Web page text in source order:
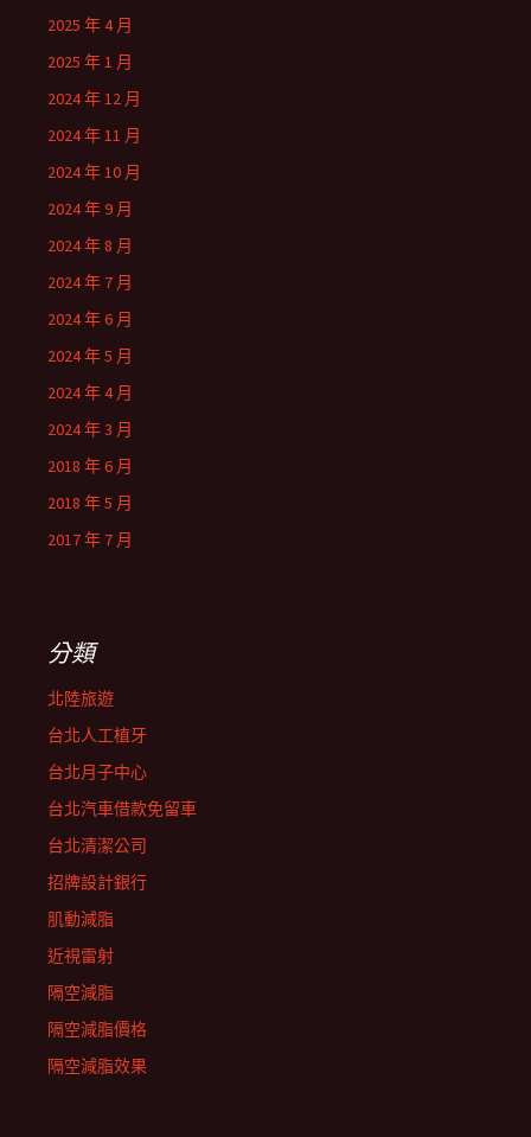
2025 年 4 月
2025 年 1 月
2024 年 12 月
2024 年 11 月
2024 年 10 月
2024 年 9 月
2024 年 8 月
2024 年 7 月
2024 年 6 月
2024 年 5 月
2024 年 4 月
2024 年 3 月
2018 年 6 月
2018 年 5 月
2017 年 7 月
分類
北陸旅遊
台北人工植牙
台北月子中心
台北汽車借款免留車
台北清潔公司
招牌設計銀行
肌動減脂
近視雷射
隔空減脂
隔空減脂價格
隔空減脂效果